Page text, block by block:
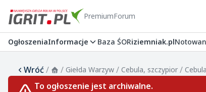
PremiumForum
OgłoszeniaInformacje Baza ŚORiziemniak.pl
Wróć/ / Giełda Warzyw / Cebula, szczypior /
To ogłoszenie jest archiwalne.